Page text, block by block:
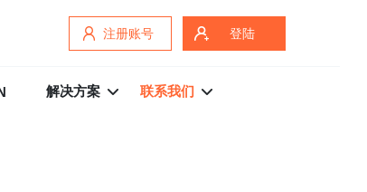
注册账号 登陆
解决方案 联系我们